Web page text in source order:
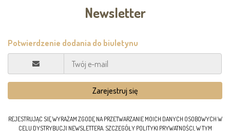
Newsletter
REJESTRUJĄC SIĘ WYRAŻAM ZGODĘ NA PRZETWARZANIE MOICH DANYCH OSOBOWYCH W
CELU DYSTRYBUCJI NEWSLETTERA. SZCZEGÓŁY POLITYKI PRYWATNOŚCI, W TYM